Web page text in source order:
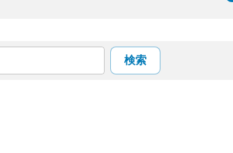
検索